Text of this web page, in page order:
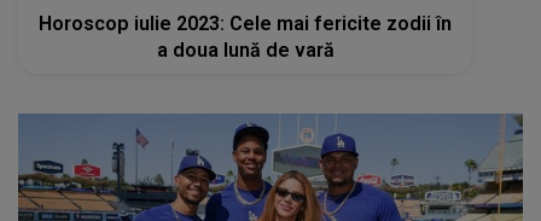
Horoscop iulie 2023: Cele mai fericite zodii în
a doua lună de vară